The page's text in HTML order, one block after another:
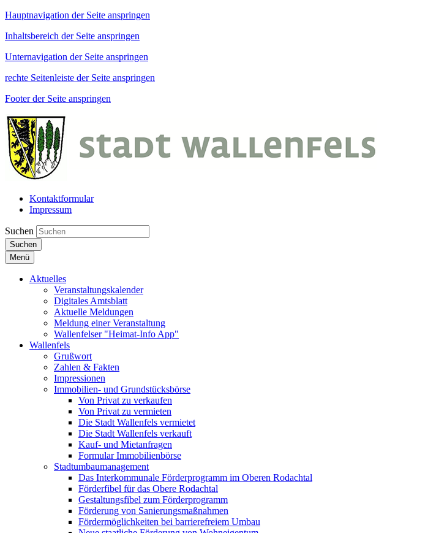
Hauptnavigation der Seite anspringen
Inhaltsbereich der Seite anspringen
Unternavigation der Seite anspringen
rechte Seitenleiste der Seite anspringen
Footer der Seite anspringen
Kontaktformular
Impressum
Suchen
Suchen
Menü
Aktuelles
Veranstaltungskalender
Digitales Amtsblatt
Aktuelle Meldungen
Meldung einer Veranstaltung
Wallenfelser "Heimat-Info App"
Wallenfels
Grußwort
Zahlen & Fakten
Impressionen
Immobilien- und Grundstücksbörse
Von Privat zu verkaufen
Von Privat zu vermieten
Die Stadt Wallenfels vermietet
Die Stadt Wallenfels verkauft
Kauf- und Mietanfragen
Formular Immobilienbörse
Stadtumbaumanagement
Das Interkommunale Förderprogramm im Oberen Rodachtal
Förderfibel für das Obere Rodachtal
Gestaltungsfibel zum Förderprogramm
Förderung von Sanierungsmaßnahmen
Fördermöglichkeiten bei barrierefreiem Umbau